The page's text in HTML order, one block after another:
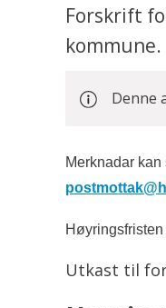
Forskrift
kommune.
Denne
Merknadar
Utkast til